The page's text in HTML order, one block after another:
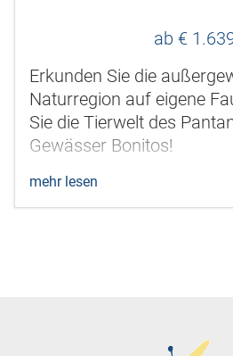
ab €
Erkunden Sie die
Naturregion auf eigene
Sie die Tierwelt des
Gewässer Bonitos!
mehr lesen